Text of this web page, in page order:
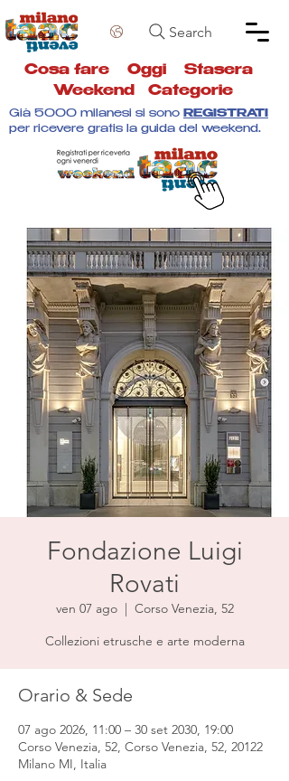
Search
Cosa fare Oggi Stasera
Weekend
Categorie
Già 5000 milanesi si sono REGISTRATI
per ricevere gratis la guida del weekend.
Fondazione Luigi
Rovati
ven 07 ago
  |
Corso Venezia, 52
Collezioni etrusche e arte moderna
Orario & Sede
07 ago 2026, 11:00 – 30 set 2030, 19:00
Corso Venezia, 52, Corso Venezia, 52, 20122
Milano MI, Italia